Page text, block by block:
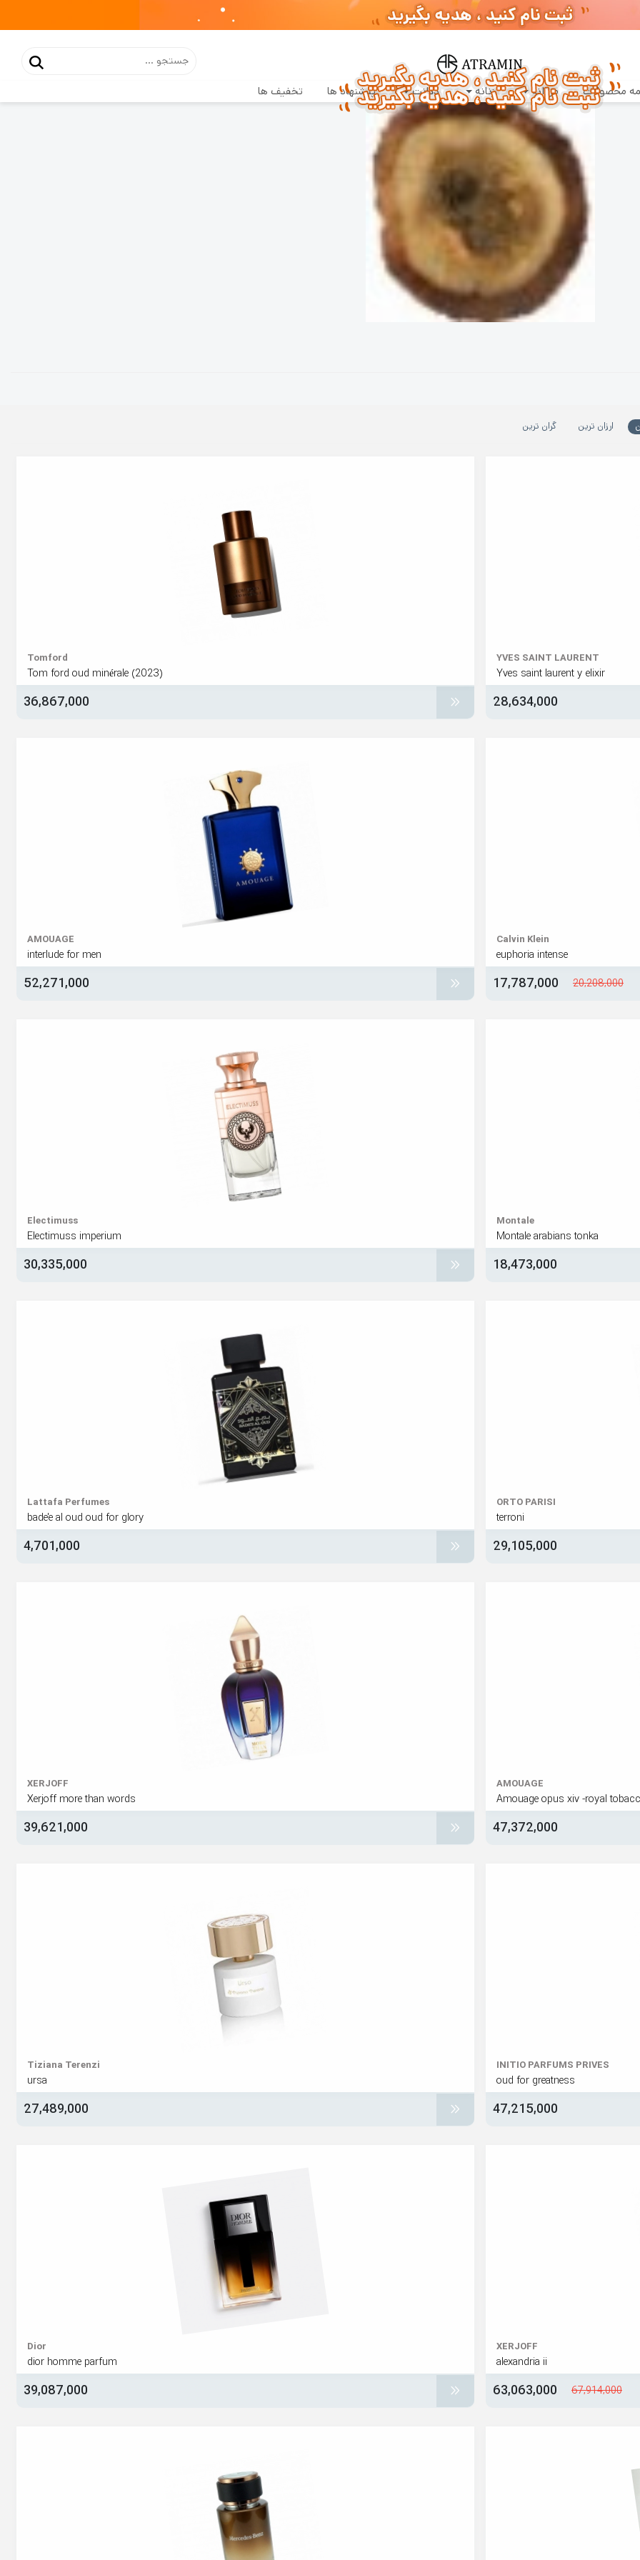
محصولات مردانه زنانه دکانت پیشنهاد ها تخفیف ها
سفارشات طبق روال عادی روزانه پردازش و ارسال خواهند شد
ارزان ترین گران ترین
YVES SAINT LAURENT
Yves saint laurent y elixir
28,634,000
Tomford
Tom ford oud minérale (2023)
36,867,000
Calvin Klein
euphoria intense
20,208,000
17,787,000
AMOUAGE
interlude for men
52,271,000
Montale
Montale arabians tonka
18,473,000
Electimuss
Electimuss imperium
30,335,000
ORTO PARISI
terroni
29,105,000
Lattafa Perfumes
bade'e al oud oud for glory
4,701,000
AMOUAGE
Amouage opus xiv -royal
47,372,000
XERJOFF
Xerjoff more than words
39,621,000
INITIO PARFUMS PRIVES
oud for greatness
47,215,000
Tiziana Terenzi
ursa
27,489,000
XERJOFF
alexandria ii
67,914,000
63,063,000
Dior
dior homme parfum
39,087,000